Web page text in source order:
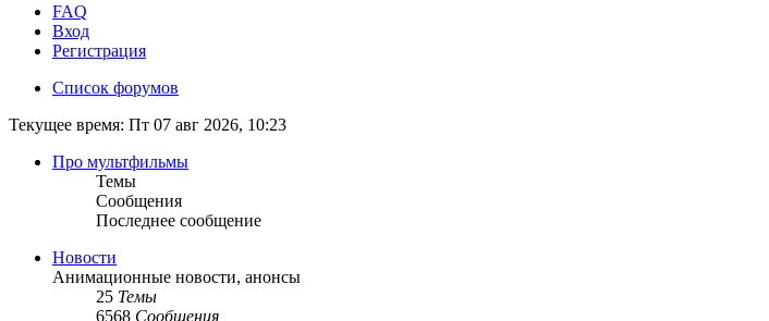
FAQ
Вход
Регистрация
Список форумов
Текущее время: Пт 07 авг 2026, 10:23
Про мультфильмы
Темы
Сообщения
Последнее сообщение
Новости
Анимационные новости, анонсы
25 Темы
6568 Сообщения